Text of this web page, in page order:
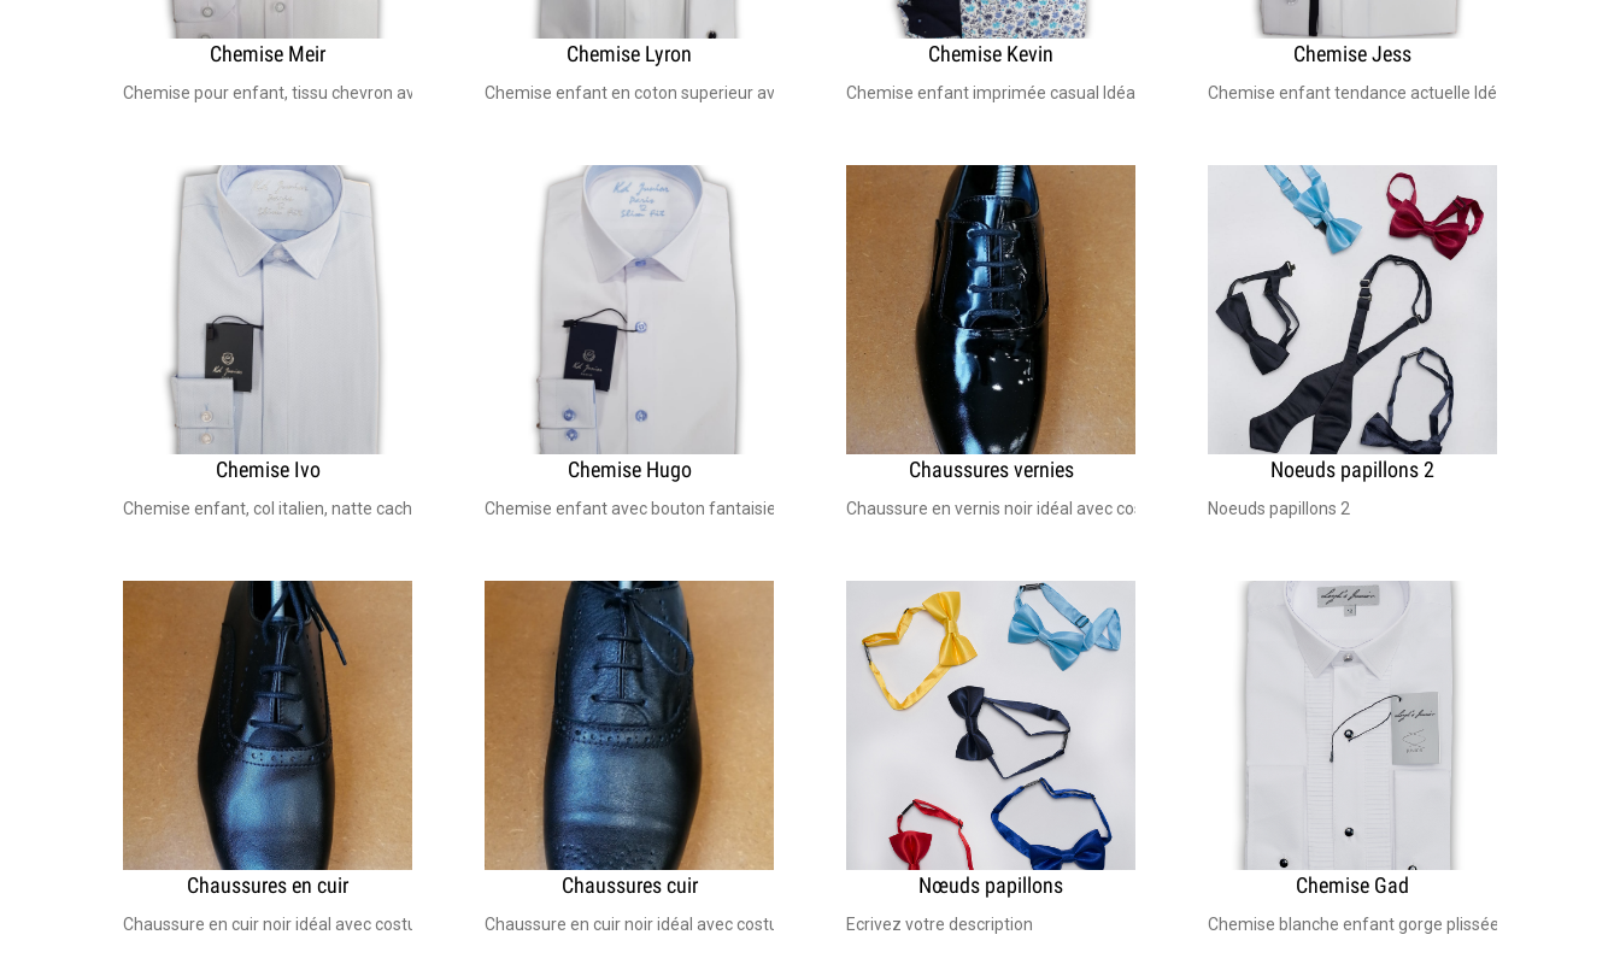
Chemise Meir
Chemise pour enfant, tissu chevron avec col italien Idéal pour mariage, bar Mitzva, costume garçon d'honneur, communion. Lavage en machine à 30° - Pas de sèche-linge
Chemise Lyron
Chemise enfant en coton superieur avec boutons de manchettes Idéal pour mariage, costume bar Mitzva, garçon d'honneur, communion. Lavage en
Chemise Kevin
Chemise enfant imprimée casual Idéal pour costume mariage enfant, bar Mitzva, garçon d'honneur,
Chemise Jess
Chemise enfant tendance actuelle Idéal pour
Chemise Ivo
Chemise enfant, col italien, natte cachée Idéal pour mariage, costume bar Mitzva, garçon d'honneur, communion. Lavage en machine à 30° - Pas de sèche-linge
Chemise Hugo
Chemise enfant avec bouton fantaisie Idéal pour mariage, bar Mitzva, costume garçon d'honneur, communion. Lavage en machine à 30° - Pas de
Chaussures vernies
Chaussure en vernis noir idéal avec costume de cérémonie bar mitzvah et mariage Taille du 25 au 40
Noeuds papillons 2
Noeuds papillons 2
Chaussures en cuir
Chaussure en cuir noir idéal avec costume de cérémonie bar mitzvah et mariage Taille du 25 au 40
Chaussures cuir
Chaussure en cuir noir idéal avec costume de cérémonie bar mitzvah et mariage Taille du 25 au 40
Nœuds papillons
Ecrivez votre description
Chemise Gad
Chemise blanche enfant gorge plissée, boutons